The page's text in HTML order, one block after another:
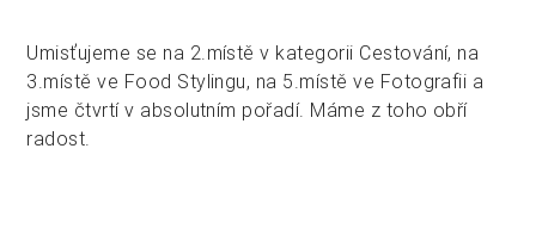
Umisťujeme se na 2.místě v kategorii Cestování, na
3.místě ve Food Stylingu, na 5.místě ve Fotografii a
jsme čtvrtí v absolutním pořadí. Máme z toho obří
radost.